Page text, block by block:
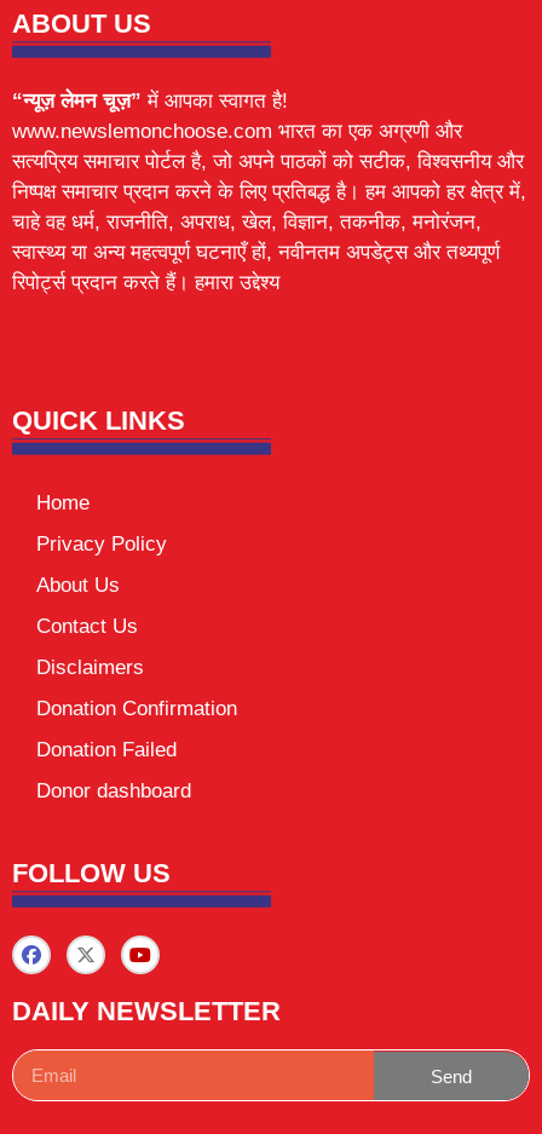
ABOUT US
“न्यूज़ लेमन चूज़” में आपका स्वागत है!
www.newslemonchoose.com भारत का एक अग्रणी और
सत्यप्रिय समाचार पोर्टल है, जो अपने पाठकों को सटीक, विश्वसनीय और
निष्पक्ष समाचार प्रदान करने के लिए प्रतिबद्ध है। हम आपको हर क्षेत्र में,
चाहे वह धर्म, राजनीति, अपराध, खेल, विज्ञान, तकनीक, मनोरंजन,
स्वास्थ्य या अन्य महत्वपूर्ण घटनाएँ हों, नवीनतम अपडेट्स और तथ्यपूर्ण
रिपोर्ट्स प्रदान करते हैं। हमारा उद्देश्य
QUICK LINKS
Home
Privacy Policy
About Us
Contact Us
Disclaimers
Donation Confirmation
Donation Failed
Donor dashboard
FOLLOW US
DAILY NEWSLETTER
Send